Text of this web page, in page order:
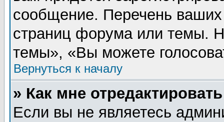
сообщение. Перечень ваших
страниц форума или темы.
темы», «Вы можете
Вернуться к началу
» Как мне
Если вы не являетесь